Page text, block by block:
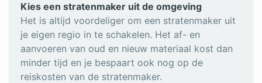
Kies een stratenmaker uit de omgeving
Het is altijd voordeliger om een stratenmaker uit
je eigen regio in te schakelen. Het af- en
aanvoeren van oud en nieuw materiaal kost dan
minder tijd en je bespaart ook nog op de
reiskosten van de stratenmaker.